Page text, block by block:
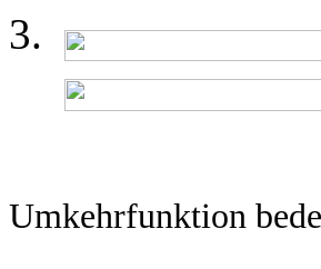
Umkehrfunktion